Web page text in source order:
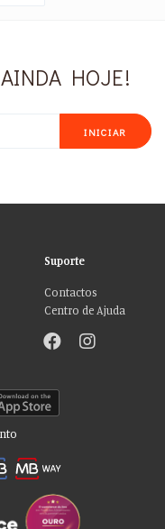
HOJE!
INICIAR
Suporte
Contactos
Centro de Ajuda